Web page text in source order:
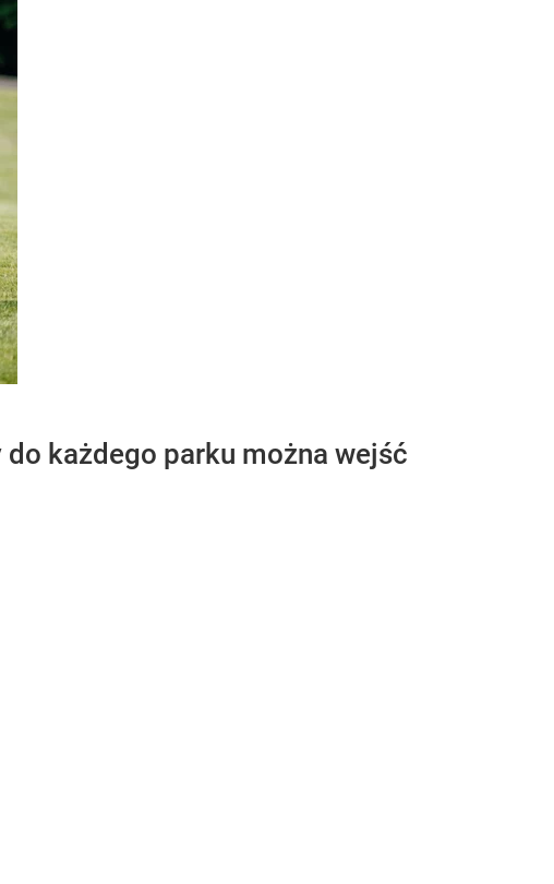
każdego parku można wejść